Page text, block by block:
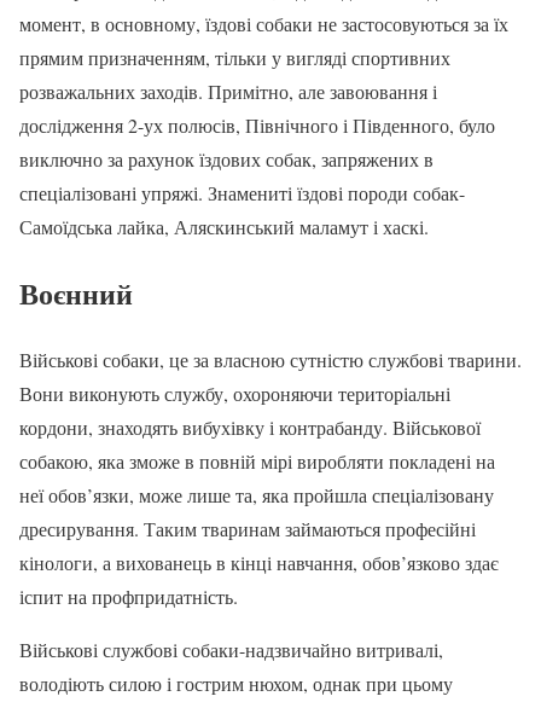
момент, в основному, їздові собаки не застосовуються за їх
прямим призначенням, тільки у вигляді спортивних
розважальних заходів. Примітно, але завоювання і
дослідження 2-ух полюсів, Північного і Південного, було
виключно за рахунок їздових собак, запряжених в
спеціалізовані упряжі. Знамениті їздові породи собак-
Самоїдська лайка, Аляскинський маламут і хаскі.
Воєнний
Військові собаки, це за власною сутністю службові тварини.
Вони виконують службу, охороняючи територіальні
кордони, знаходять вибухівку і контрабанду. Військової
собакою, яка зможе в повній мірі виробляти покладені на
неї обов’язки, може лише та, яка пройшла спеціалізовану
дресирування. Таким тваринам займаються професійні
кінологи, а вихованець в кінці навчання, обов’язково здає
іспит на профпридатність.
Військові службові собаки-надзвичайно витривалі,
володіють силою і гострим нюхом, однак при цьому